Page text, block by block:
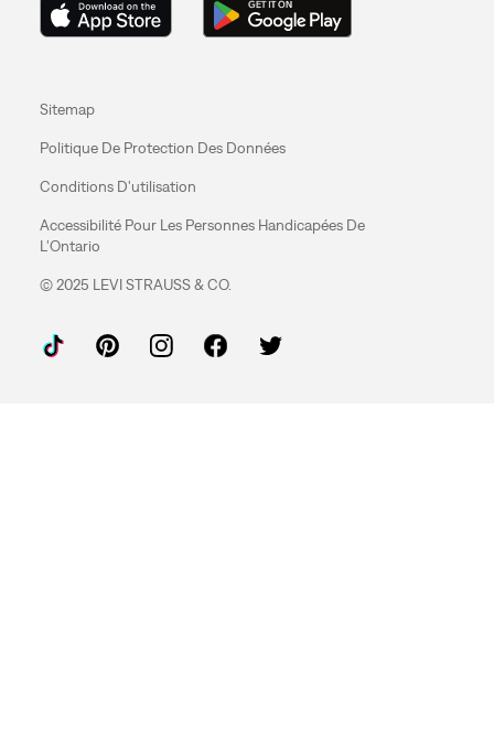
Sitemap
Politique De Protection Des Données
Conditions D'utilisation
Accessibilité Pour Les Personnes Handicapées De
L'Ontario
© 2025 LEVI STRAUSS & CO.